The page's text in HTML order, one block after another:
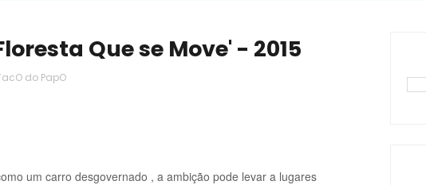
Que se Move' - 2015
do PapO
um carro desgovernado , a ambição pode levar a lugares